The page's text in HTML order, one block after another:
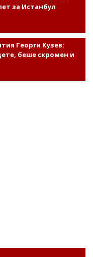
за Истанбул
Георги Кузев:
беше скромен и